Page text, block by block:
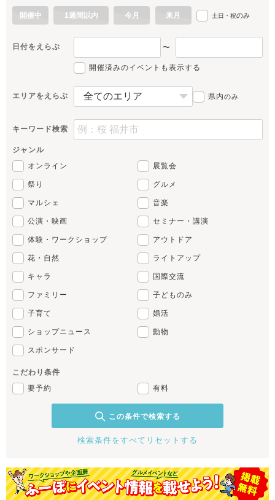
開催中 1週間以内 今月 来月 土日・祝のみ
日付をえらぶ 〜
開催済みのイベントも表示する
エリアをえらぶ 県内のみ
キーワード検索
ジャンル
オンライン
展覧会
祭り グルメ
マルシェ 音楽
公演・映画 セミナー・講演
体験・ワークショップ アウトドア
花・自然 ライトアップ
キャラ 国際交流
ファミリー 子どものみ
子育て 婚活
ショップニュース 動物
スポンサード
こだわり条件
要予約
有料
この条件で検索する
検索条件をすべてリセットする